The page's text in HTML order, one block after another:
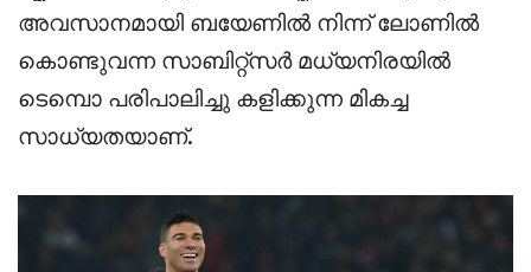
അവസാനമായി ബയേണിൽ നിന്ന് ലോണിൽ
കൊണ്ടുവന്ന സാബിറ്റ്സർ മധ്യനിരയിൽ
ടെമ്പൊ പരിപാലിച്ചു കളിക്കുന്ന മികച്ച
സാധ്യതയാണ്.